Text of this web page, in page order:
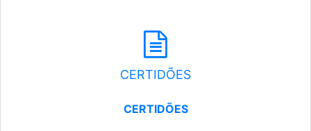
CERTIDÕES
CERTIDÕES